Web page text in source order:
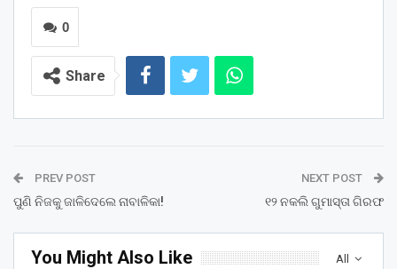
0
Share
PREV POST
ପୁଣି ନିଜକୁ ଜାଳିଦେଲେ ନାବାଳିକା!
NEXT POST
୧୨ ନକଲି ଗୁମାସ୍ତା ଗିରଫ
All
You Might Also Like